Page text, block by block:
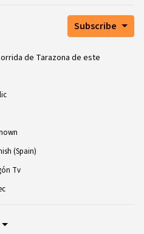
Subscribe
de Tarazona de este
(Spain)
Tv